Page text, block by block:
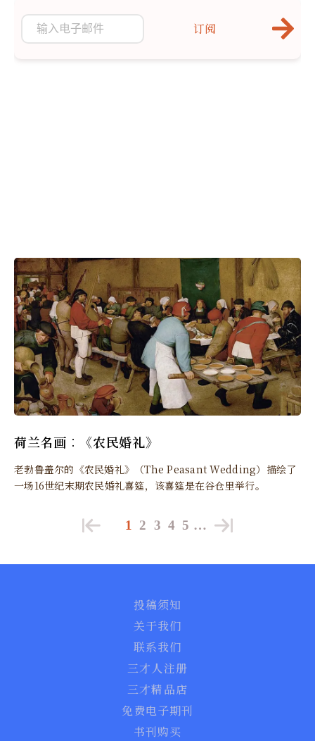
荷兰名画︰《农民婚礼》
老勃鲁盖尔的《农民婚礼》（The Peasant Wedding）描绘了
一场16世纪末期农民婚礼喜筵，该喜筵是在谷仓里举行。
订阅
1 2 3 4 5 …
投稿须知
关于我们
联系我们
三才人注册
三才精品店
免费电子期刊
书刊购买